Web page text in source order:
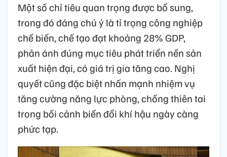
Một số chỉ tiêu quan trọng được bổ sung,
trong đó đáng chú ý là tỉ trọng công nghiệp
chế biến, chế tạo đạt khoảng 28% GDP,
phản ánh đúng mục tiêu phát triển nền sản
xuất hiện đại, có giá trị gia tăng cao. Nghị
quyết cũng đặc biệt nhấn mạnh nhiệm vụ
tăng cường năng lực phòng, chống thiên tai
trong bối cảnh biến đổi khí hậu ngày càng
phức tạp.